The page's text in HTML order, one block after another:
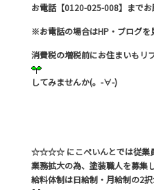
お電話【0120-025-008】までお
※お電話の場合はHP・ブログを
消費税の増税前にお住まいもリ
してみませんか(。-∀-)
☆☆☆☆ にこぺいんとでは従
業務拡大の為、塗装職人を募集
給料体制は日給制・月給制の2